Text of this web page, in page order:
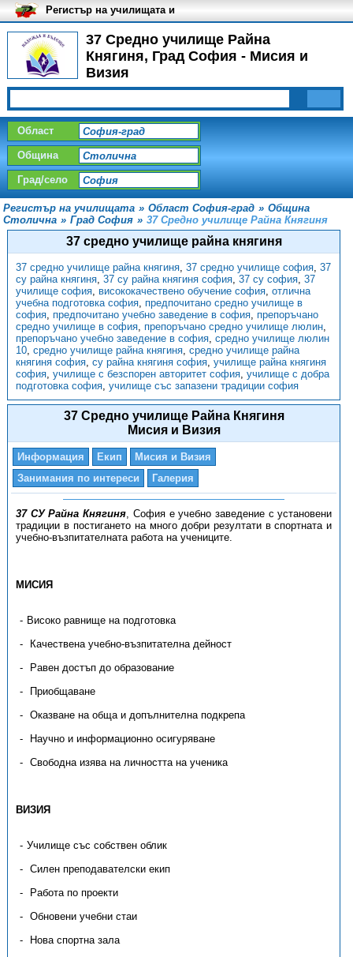
37 Средно училище Райна
Княгиня, Град София - Мисия и
Визия
Регистър на училищата и
университетите в България
Област
Община
Град/село
Регистър на училищата » Област София-град » Община
Столична » Град София » 37 Средно училище Райна Княгиня
37 средно училище райна княгиня
37 средно училище райна княгиня, 37 средно училище софия, 37
су райна княгиня, 37 су райна княгиня софия, 37 су софия, 37
училище софия, висококачествено обучение софия, отлична
учебна подготовка софия, предпочитано средно училище в
софия, предпочитано учебно заведение в софия, препоръчано
средно училище в софия, препоръчано средно училище люлин,
препоръчано учебно заведение в софия, средно училище люлин
10, средно училище райна княгиня, средно училище райна
княгиня софия, су райна княгиня софия, училище райна княгиня
софия, училище с безспорен авторитет софия, училище с добра
подготовка софия, училище със запазени традиции софия
37 Средно училище Райна Княгиня
Мисия и Визия
Информация Екип
Мисия и Визия
Занимания по интереси
Галерия
37 СУ Райна Княгиня, София е учебно заведение с установени
традиции в постигането на много добри резултати в спортната и
учебно-възпитателната работа на учениците.
МИСИЯ
Високо равнище на подготовка
Качествена учебно-възпитателна дейност
Равен достъп до образование
Приобщаване
Оказване на обща и допълнителна подкрепа
Научно и информационно осигуряване
Свободна изява на личността на ученика
ВИЗИЯ
Училище със собствен облик
Силен преподавателски екип
Работа по проекти
Обновени учебни стаи
Нова спортна зала